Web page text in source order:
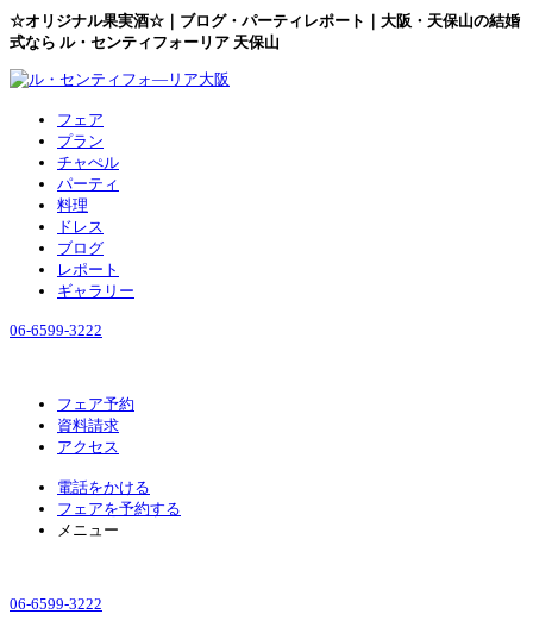
☆オリジナル果実酒☆｜ブログ・パーティレポート｜大阪・天保山の結婚
式なら ル・センティフォーリア 天保山
フェア
プラン
チャぺル
パーティ
料理
ドレス
ブログ
レポート
ギャラリー
06-6599-3222
フェア予約
資料請求
アクセス
電話をかける
フェアを予約する
メニュー
06-6599-3222